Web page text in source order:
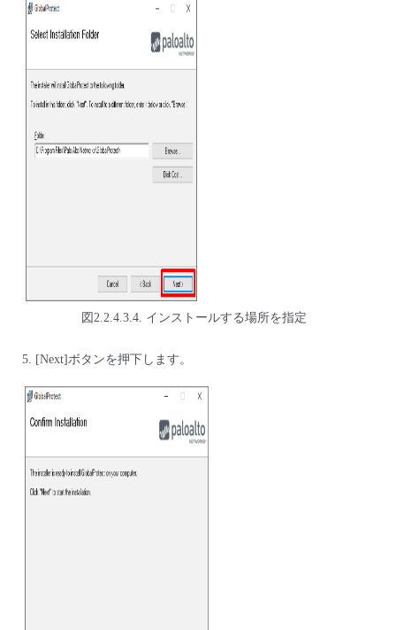
図2.2.4.3.4. インストールする場所を指定
[Next]ボタンを押下します。